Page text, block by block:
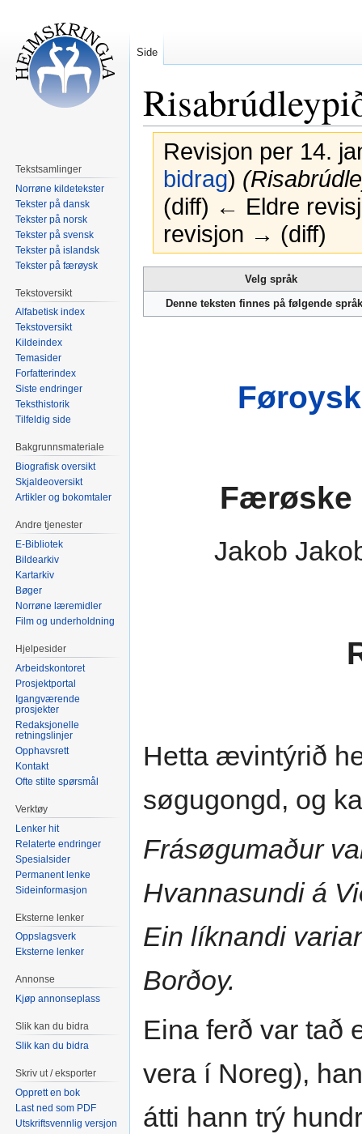
Revisjon per 14.
bidrag)
(diff) ← Eldre
revisjon → (diff)
til
navigering
til
Velg språk
Denne teksten finnes på følgende
Færøske
Jakob
Hetta ævintýrið
søgugongd, og
Frásøgumaður
Hvannasundi á
Ein líknandi
Borðoy.
Eina ferð var tað
vera í Noreg),
átti hann trý
Side
Tekstsamlinger
Norrøne kildetekster
Tekster på dansk
Tekster på norsk
Tekster på svensk
Tekster på islandsk
Tekster på færøysk
Tekstoversikt
Alfabetisk index
Tekstoversikt
Kildeindex
Temasider
Forfatterindex
Siste endringer
Teksthistorik
Tilfeldig side
Bakgrunnsmateriale
Biografisk oversikt
Skjaldeoversikt
Artikler og bokomtaler
Andre tjenester
E-Bibliotek
Bildearkiv
Kartarkiv
Bøger
Norrøne læremidler
Film og underholdning
Hjelpesider
Arbeidskontoret
Prosjektportal
Igangværende
prosjekter
Redaksjonelle
retningslinjer
Opphavsrett
Kontakt
Ofte stilte spørsmål
Verktøy
Lenker hit
Relaterte endringer
Spesialsider
Permanent lenke
Sideinformasjon
Eksterne lenker
Oppslagsverk
Eksterne lenker
Annonse
Kjøp annonseplass
Slik kan du bidra
Slik kan du bidra
Skriv ut / eksporter
Opprett en bok
Last ned som PDF
Utskriftsvennlig versjon